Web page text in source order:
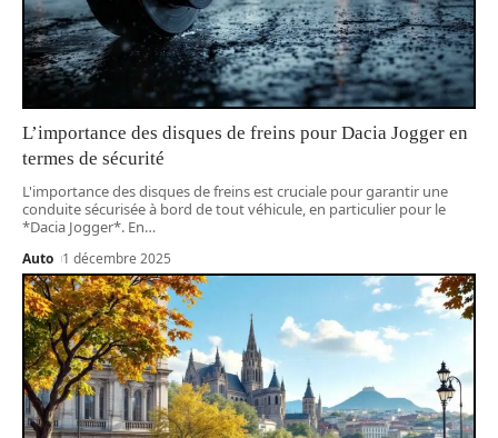
L’importance des disques de freins pour Dacia Jogger en
termes de sécurité
L'importance des disques de freins est cruciale pour garantir une
conduite sécurisée à bord de tout véhicule, en particulier pour le
*Dacia Jogger*. En…
Auto 1 décembre 2025